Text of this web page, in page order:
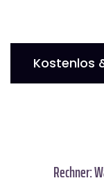
Kostenlos
Rechner: